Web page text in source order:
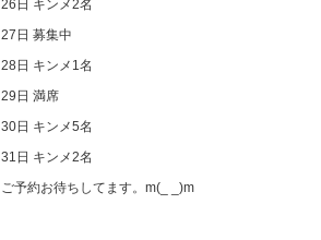
26日 キンメ2名
27日 募集中
28日 キンメ1名
29日 満席
30日 キンメ5名
31日 キンメ2名
ご予約お待ちしてます。m(_ _)m